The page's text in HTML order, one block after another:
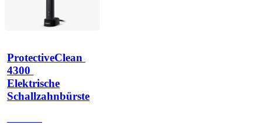
ProtectiveClean
4300
Elektrische
Schallzahnbürste